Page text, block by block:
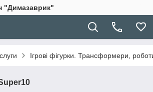
"Димазаврик"
Ігрові фігурки. Трансформери,